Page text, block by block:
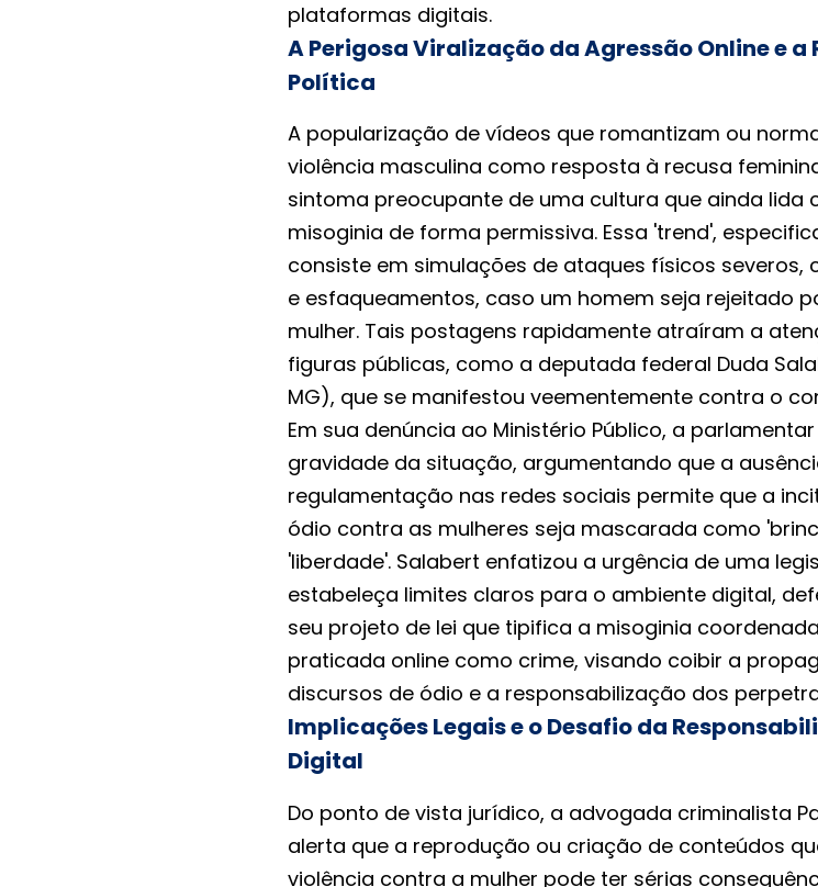
plataformas digitais.
A Perigosa Viralização da Agressão Online e a
Política
A popularização de vídeos que romantizam ou
violência masculina como resposta à recusa
sintoma preocupante de uma cultura que ainda lida
misoginia de forma permissiva. Essa 'trend',
consiste em simulações de ataques físicos severos,
e esfaqueamentos, caso um homem seja rejeitado
mulher. Tais postagens rapidamente atraíram a
figuras públicas, como a deputada federal Duda
MG), que se manifestou veementemente contra o
Em sua denúncia ao Ministério Público, a
gravidade da situação, argumentando que a
regulamentação nas redes sociais permite que a
ódio contra as mulheres seja mascarada como
'liberdade'. Salabert enfatizou a urgência de uma
estabeleça limites claros para o ambiente digital,
seu projeto de lei que tipifica a misoginia
praticada online como crime, visando coibir a
discursos de ódio e a responsabilização dos
Implicações Legais e o Desafio da
Digital
Do ponto de vista jurídico, a advogada criminalista
alerta que a reprodução ou criação de conteúdos
violência contra a mulher pode ter sérias